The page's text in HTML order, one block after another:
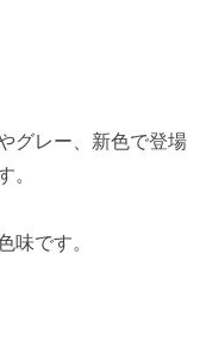
グレー、新色で登場
。
味です。